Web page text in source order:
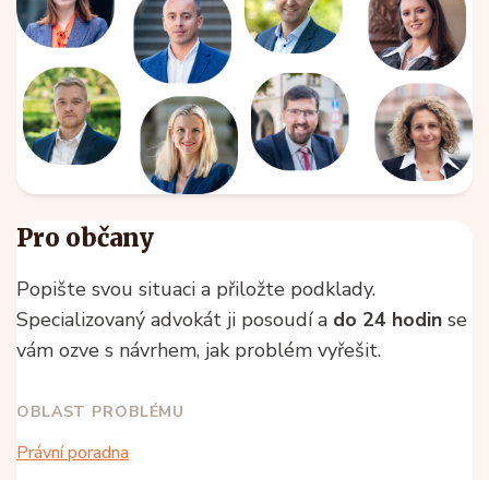
Pro občany
Popište svou situaci a přiložte podklady.
Specializovaný advokát ji posoudí a do 24 hodin se
vám ozve s návrhem, jak problém vyřešit.
OBLAST PROBLÉMU
Právní poradna